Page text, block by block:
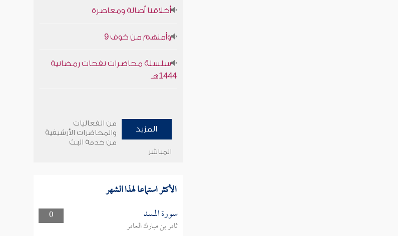
أخلاقنا أصالة ومعاصرة
وأمنهم من خوف 9
سلسلة محاضرات نفحات رمضانية
1444هـ
المزيد
من الفعاليات
والمحاضرات الأرشيفية
من خدمة البث
المباشر
الأكثر استماعا لهذا الشهر
0 سورة المسد
ثامر بن مبارك العامر